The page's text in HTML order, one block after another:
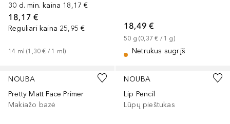
30 d. min. kaina 18,17 €
18,17 €
Reguliari kaina 25,95 €
14 ml (1,30 € / 1 ml)
18,49 €
50 g (0,37 € / 1 g)
Netrukus sugrįš
NOUBA
Pretty Matt Face Primer
Makiažo bazė
NOUBA
Lip Pencil
Lūpų pieštukas